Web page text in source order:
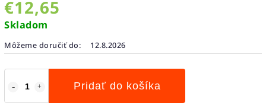
€12,65
Skladom
Môžeme doručiť do: 12.8.2026
Pridať do košíka